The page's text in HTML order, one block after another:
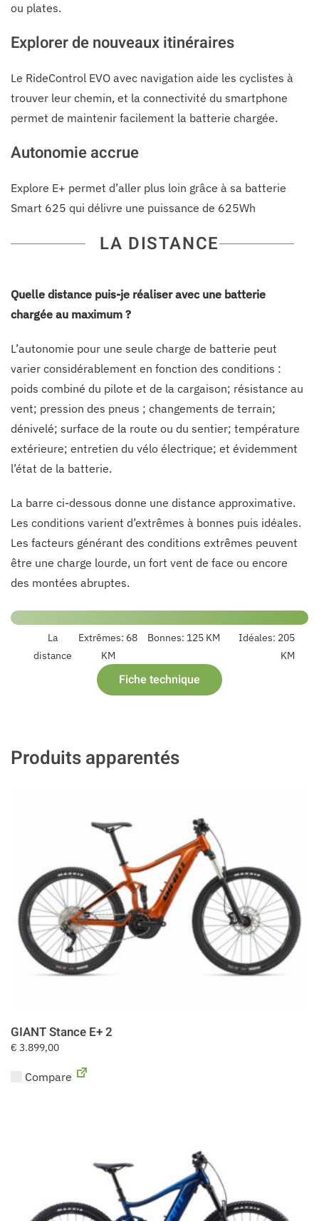
ou plates.
Explorer de nouveaux itinéraires
Le RideControl EVO avec navigation aide les cyclistes à
trouver leur chemin, et la connectivité du smartphone
permet de maintenir facilement la batterie chargée.
Autonomie accrue
Explore E+ permet d’aller plus loin grâce à sa batterie
Smart 625 qui délivre une puissance de 625Wh
LA DISTANCE
Quelle distance puis-je réaliser avec une batterie
chargée au maximum ?
L’autonomie pour une seule charge de batterie peut
varier considérablement en fonction des conditions :
poids combiné du pilote et de la cargaison; résistance au
vent; pression des pneus ; changements de terrain;
dénivelé; surface de la route ou du sentier; température
extérieure; entretien du vélo électrique; et évidemment
l’état de la batterie.
La barre ci-dessous donne une distance approximative.
Les conditions varient d’extrêmes à bonnes puis idéales.
Les facteurs générant des conditions extrêmes peuvent
être une charge lourde, un fort vent de face ou encore
des montées abruptes.
La
distance
Extrêmes: 68
KM
Bonnes: 125 KM Idéales: 205
KM
Fiche technique
Produits apparentés
GIANT Stance E+ 2
€ 3.899,00
Compare